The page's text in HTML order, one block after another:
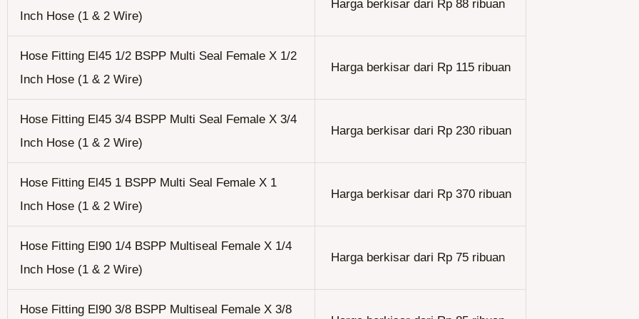
Inch Hose (1 & 2 Wire)
Harga berkisar dari Rp 88 ribuan
Hose Fitting El45 1/2 BSPP Multi Seal Female X 1/2
Inch Hose (1 & 2 Wire)
Harga berkisar dari Rp 115 ribuan
Hose Fitting El45 3/4 BSPP Multi Seal Female X 3/4
Inch Hose (1 & 2 Wire)
Harga berkisar dari Rp 230 ribuan
Hose Fitting El45 1 BSPP Multi Seal Female X 1
Inch Hose (1 & 2 Wire)
Harga berkisar dari Rp 370 ribuan
Hose Fitting El90 1/4 BSPP Multiseal Female X 1/4
Inch Hose (1 & 2 Wire)
Harga berkisar dari Rp 75 ribuan
Hose Fitting El90 3/8 BSPP Multiseal Female X 3/8